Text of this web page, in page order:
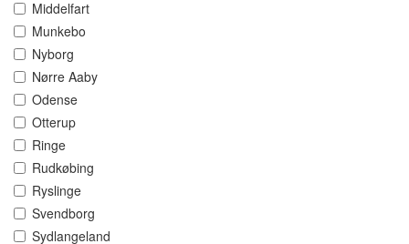
Middelfart
Munkebo
Nyborg
Nørre Aaby
Odense
Otterup
Ringe
Rudkøbing
Ryslinge
Svendborg
Sydlangeland